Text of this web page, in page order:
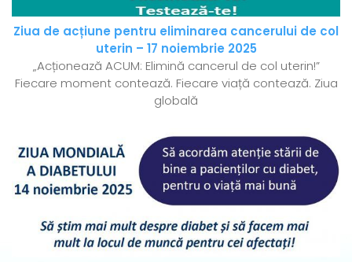
Ziua de acțiune pentru eliminarea cancerului de col
uterin – 17 noiembrie 2025
„Acționează ACUM: Elimină cancerul de col uterin!”
Fiecare moment contează. Fiecare viață contează. Ziua
globală